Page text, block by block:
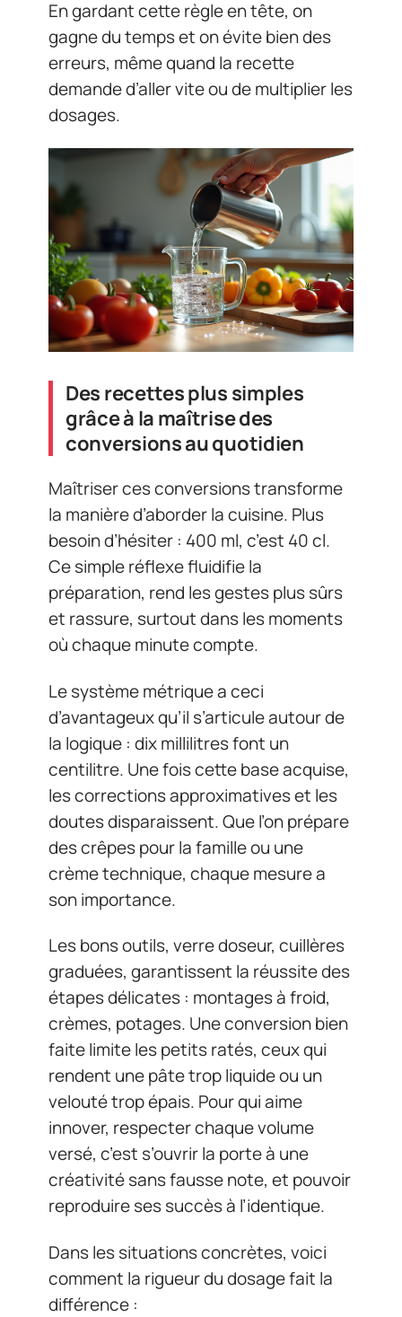
En gardant cette règle en tête, on
gagne du temps et on évite bien des
erreurs, même quand la recette
demande d’aller vite ou de multiplier les
dosages.
Des recettes plus simples
grâce à la maîtrise des
conversions au quotidien
Maîtriser ces conversions transforme
la manière d’aborder la cuisine. Plus
besoin d’hésiter : 400 ml, c’est 40 cl.
Ce simple réflexe fluidifie la
préparation, rend les gestes plus sûrs
et rassure, surtout dans les moments
où chaque minute compte.
Le système métrique a ceci
d’avantageux qu’il s’articule autour de
la logique : dix millilitres font un
centilitre. Une fois cette base acquise,
les corrections approximatives et les
doutes disparaissent. Que l’on prépare
des crêpes pour la famille ou une
crème technique, chaque mesure a
son importance.
Les bons outils, verre doseur, cuillères
graduées, garantissent la réussite des
étapes délicates : montages à froid,
crèmes, potages. Une conversion bien
faite limite les petits ratés, ceux qui
rendent une pâte trop liquide ou un
velouté trop épais. Pour qui aime
innover, respecter chaque volume
versé, c’est s’ouvrir la porte à une
créativité sans fausse note, et pouvoir
reproduire ses succès à l’identique.
Dans les situations concrètes, voici
comment la rigueur du dosage fait la
différence :